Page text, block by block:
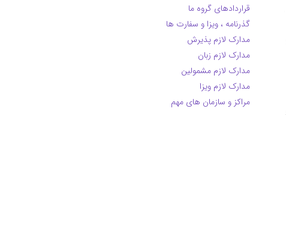
قراردادهای گروه ما
گذرنامه ، ویزا و سفارت ها
مدارک لازم پذیرش
مدارک لازم زبان
مدارک لازم مشمولین
مدارک لازم ویزا
مراکز و سازمان های مهم